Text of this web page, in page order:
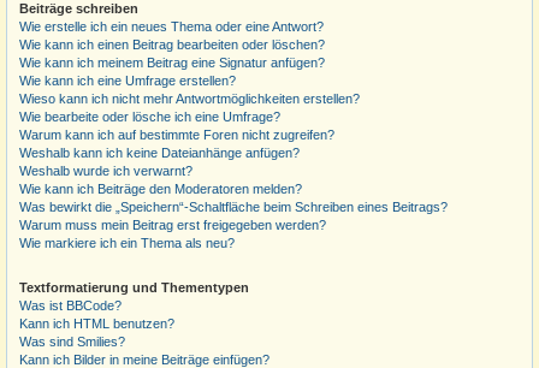
Beiträge schreiben
Wie erstelle ich ein neues Thema oder eine Antwort?
Wie kann ich einen Beitrag bearbeiten oder löschen?
Wie kann ich meinem Beitrag eine Signatur anfügen?
Wie kann ich eine Umfrage erstellen?
Wieso kann ich nicht mehr Antwortmöglichkeiten erstellen?
Wie bearbeite oder lösche ich eine Umfrage?
Warum kann ich auf bestimmte Foren nicht zugreifen?
Weshalb kann ich keine Dateianhänge anfügen?
Weshalb wurde ich verwarnt?
Wie kann ich Beiträge den Moderatoren melden?
Was bewirkt die „Speichern“-Schaltfläche beim Schreiben eines Beitrags?
Warum muss mein Beitrag erst freigegeben werden?
Wie markiere ich ein Thema als neu?
Textformatierung und Thementypen
Was ist BBCode?
Kann ich HTML benutzen?
Was sind Smilies?
Kann ich Bilder in meine Beiträge einfügen?